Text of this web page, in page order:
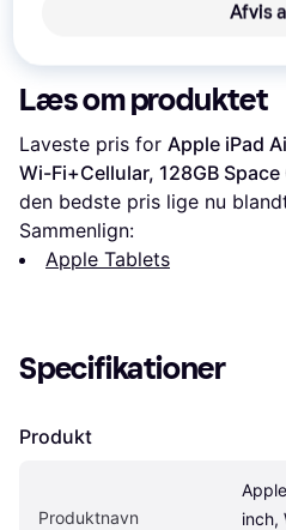
Læs om produktet
Laveste pris for Apple iPad
Wi-Fi+Cellular, 128GB Space
den bedste pris lige nu
Sammenlign:
Apple Tablets
Specifikationer
Produkt
Produktnavn
inch,
Afvis